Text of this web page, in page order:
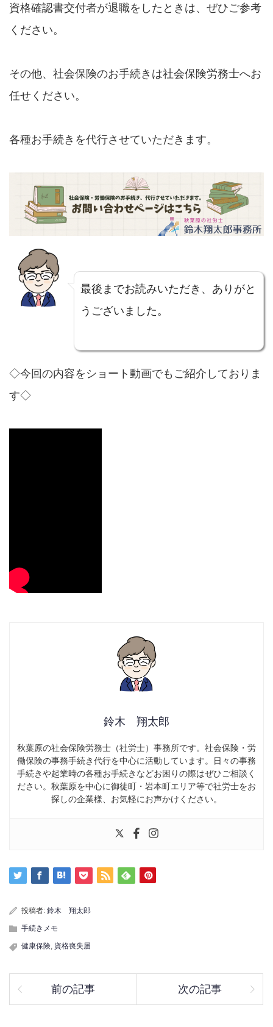
資格確認書交付者が退職をしたときは、ぜひご参考
ください。
その他、社会保険のお手続きは社会保険労務士へお
任せください。
各種お手続きを代行させていただきます。
最後までお読みいただき、ありがと
うございました。
◇今回の内容をショート動画でもご紹介しておりま
す◇
鈴木 翔太郎
秋葉原の社会保険労務士（社労士）事務所です。社会保険・労
働保険の事務手続き代行を中心に活動しています。日々の事務
手続きや起業時の各種お手続きなどお困りの際はぜひご相談く
ださい。秋葉原を中心に御徒町・岩本町エリア等で社労士をお
探しの企業様、お気軽にお声かけください。
投稿者: 鈴木 翔太郎
手続きメモ
健康保険, 資格喪失届
前の記事 次の記事